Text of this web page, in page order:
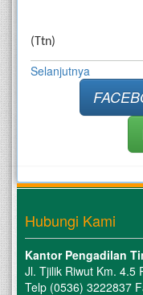
(Ttn)
Selanjutnya
Hubungi Kami
Kantor Pengadilan
Jl. Tjilik Riwut Km. 4.5
Telp (0536) 3222837